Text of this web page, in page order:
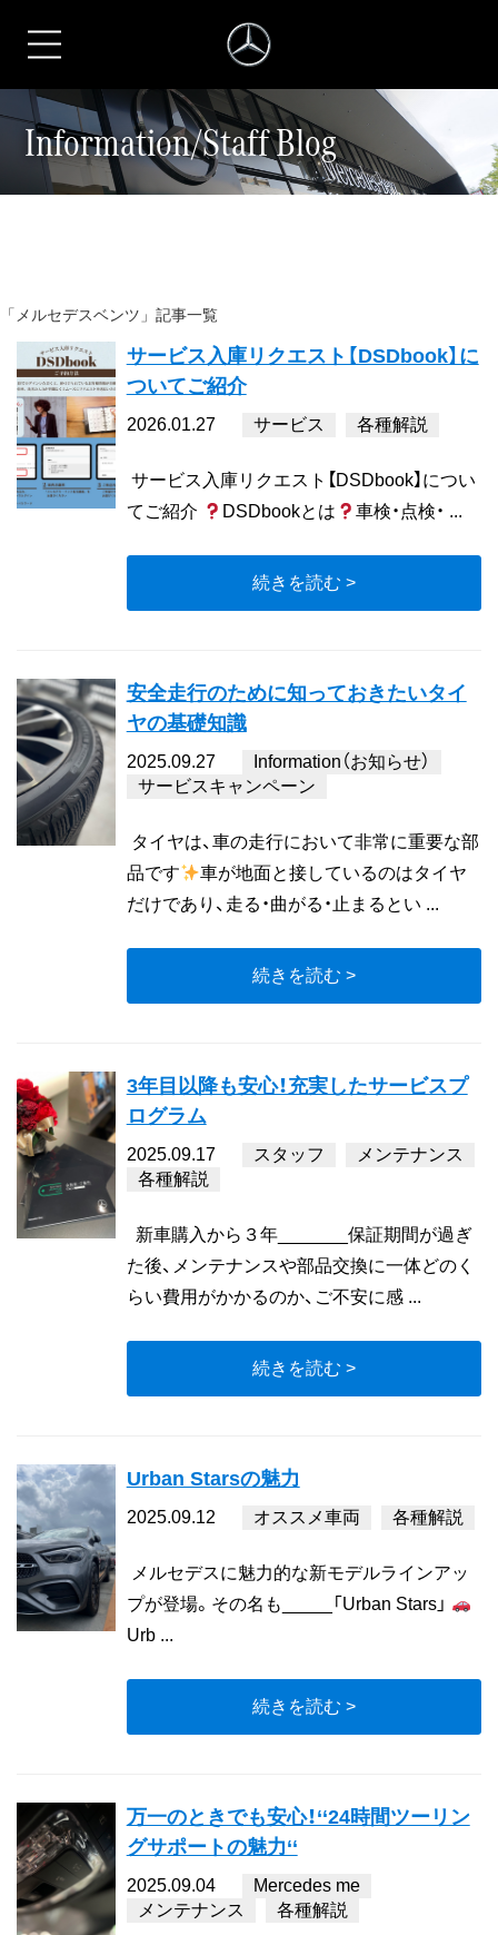
Information/Staff Blog
「メルセデスベンツ」記事一覧
サービス入庫リクエスト【DSDbook】に
ついてご紹介
2026.01.27 サービス 各種解説
サービス入庫リクエスト【DSDbook】につい
てご紹介
DSDbookとは 車検・点検・ ...
続きを読む >
安全走行のために知っておきたいタイ
ヤの基礎知識
2025.09.27
Information（お知らせ）
サービスキャンペーン
タイヤは、車の走行において非常に重要な部
品です
車が地面と接しているのはタイヤ
だけであり、走る・曲がる・止まるとい ...
続きを読む >
3年目以降も安心！充実したサービスプ
ログラム
2025.09.17 スタッフ
メンテナンス
各種解説
新車購入から３年_______保証期間が過ぎ
た後、メンテナンスや部品交換に一体どのく
らい費用がかかるのか、ご不安に感 ...
続きを読む >
Urban Starsの魅力
2025.09.12 オススメ車両 各種解説
メルセデスに魅力的な新モデルラインアッ
プが登場。その名も_____「Urban Stars」
Urb ...
続きを読む >
万一のときでも安心！‘‘24時間ツーリン
グサポートの魅力‘‘
2025.09.04
Mercedes me
メンテナンス
各種解説